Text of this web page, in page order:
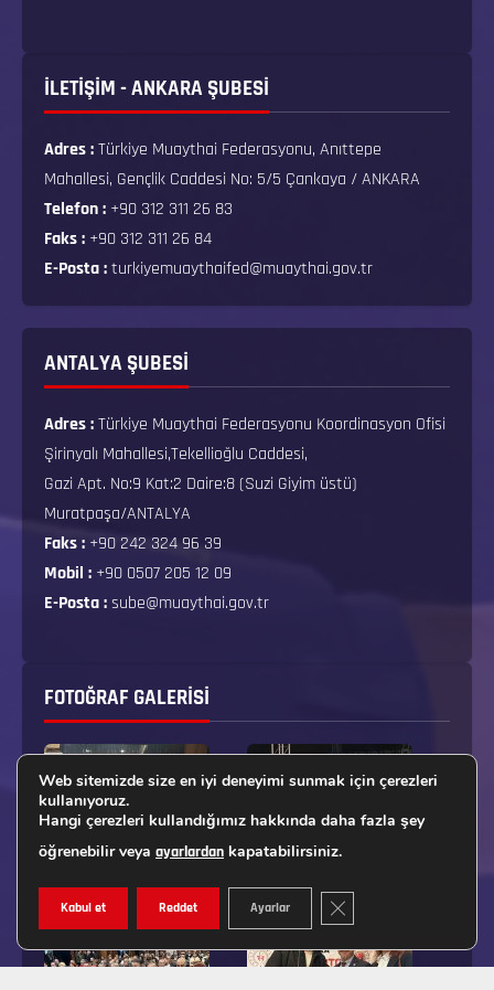
İLETİŞİM - ANKARA ŞUBESİ
Adres :Türkiye Muaythai Federasyonu, Anıttepe
Mahallesi, Gençlik Caddesi No: 5/5 Çankaya / ANKARA
Telefon : +90 312 311 26 83
Faks : +90 312 311 26 84
E-Posta :turkiyemuaythaifed@muaythai.gov.tr
ANTALYA ŞUBESİ
Adres :Türkiye Muaythai Federasyonu Koordinasyon Ofisi
Şirinyalı Mahallesi,Tekellioğlu Caddesi,
Gazi Apt. No:9 Kat:2 Daire:8 (Suzi Giyim üstü)
Muratpaşa/ANTALYA
Faks : +90 242 324 96 39
Mobil : +90 0507 205 12 09
E-Posta :sube@muaythai.gov.tr
FOTOĞRAF GALERISI
Web sitemizde size en iyi deneyimi sunmak için çerezleri
kullanıyoruz.
Hangi çerezleri kullandığımız hakkında daha fazla şey
öğrenebilir veya ayarlardan kapatabilirsiniz.
Kabul et Reddet Ayarlar GDPR ÇEREZ ŞERIDINI